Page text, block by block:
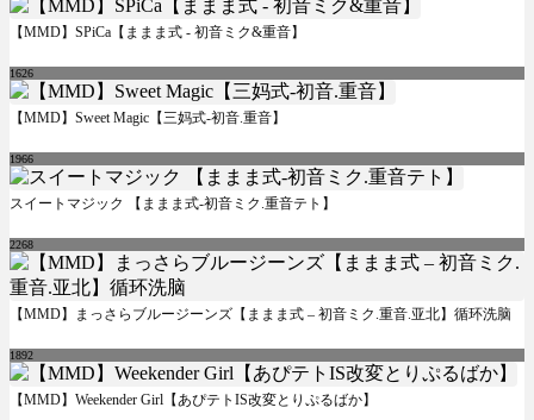
【MMD】SPiCa【ままま式 - 初音ミク&重音】
1626
【MMD】Sweet Magic【三妈式-初音.重音】
1966
スイートマジック 【ままま式-初音ミク.重音テト】
2268
【MMD】まっさらブルージーンズ【ままま式 – 初音ミク.重音.亚北】循环洗脑
1892
【MMD】Weekender Girl【あぴテトIS改変とりぷるばか】